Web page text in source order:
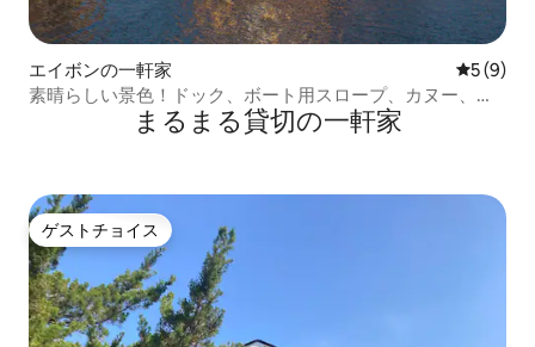
エイボンの一軒家 レビュー
5 (9)
素晴らしい景色！ドック、ボート用スロープ、カヌー、ジ
まるまる貸切の一軒家
ゲストチョイス
ゲストチョイス